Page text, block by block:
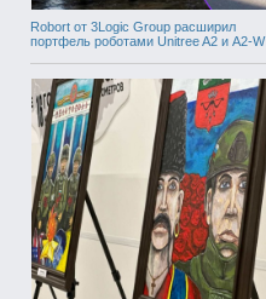
Robort от 3Logic Group расширил
портфель роботами Unitree A2 и A2-W